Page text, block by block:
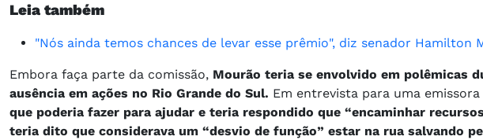
Leia também
"Nós ainda temos chances de levar esse prêmio", diz senador Hamilton
Embora faça parte da comissão, Mourão teria se envolvido em polêmicas
ausência em ações no Rio Grande do Sul. Em entrevista para uma
que poderia fazer para ajudar e teria respondido que “encaminhar
teria dito que considerava um “desvio de função” estar na rua salvando